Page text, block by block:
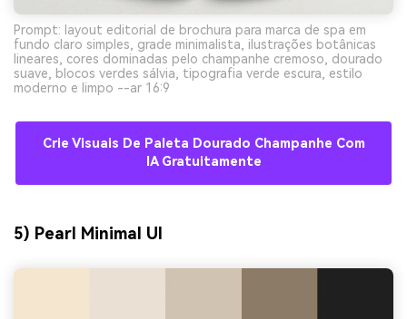
Prompt: layout editorial de brochura para marca de spa em
fundo claro simples, grade minimalista, ilustrações botânicas
lineares, cores dominadas pelo champanhe cremoso, dourado
suave, blocos verdes sálvia, tipografia verde escura, estilo
moderno e limpo --ar 16:9
Crie Visuais De Paleta Dourado Champanhe Com
IA Gratuitamente
5) Pearl Minimal UI